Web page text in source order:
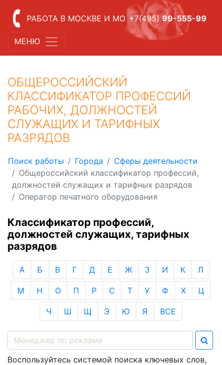
РАБОТА В МОСКВЕ И МО +7(495) 99-555-99
МЕНЮ
ОБЩЕРОССИЙСКИЙ
КЛАССИФИКАТОР ПРОФЕССИЙ
РАБОЧИХ, ДОЛЖНОСТЕЙ
СЛУЖАЩИХ И ТАРИФНЫХ
РАЗРЯДОВ
Поиск работы Города
Сферы деятельности
Общероссийский классификатор профессий,
должностей служащих и тарифных разрядов
Оператор печатного оборудования
Классификатор профессий,
должностей служащих, тарифных
разрядов
А Б В Г Д Е Ж З И К Л
М Н О П Р С Т У Ф Х Ц
Ч Ш Щ Э Ю Я ВСЕ
Воспользуйтесь системой поиска ключевых слов,